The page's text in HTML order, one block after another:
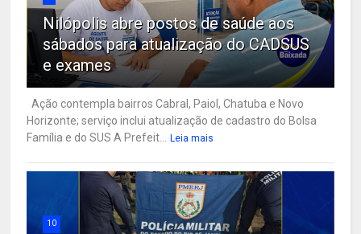
Nilópolis abre postos de saúde aos
sábados para atualização do CADSUS
e exames
Ação contempla bairros Cabral, Paiol, Chatuba e Novo
Horizonte; serviço inclui atualização de cadastro do Bolsa
Família e do SUS A Prefeit...
Leia mais
10